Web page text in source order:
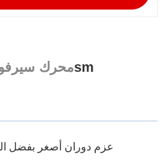
محرك سيرفوسلسلة 180sm
عزم دوران أصغر بفضل